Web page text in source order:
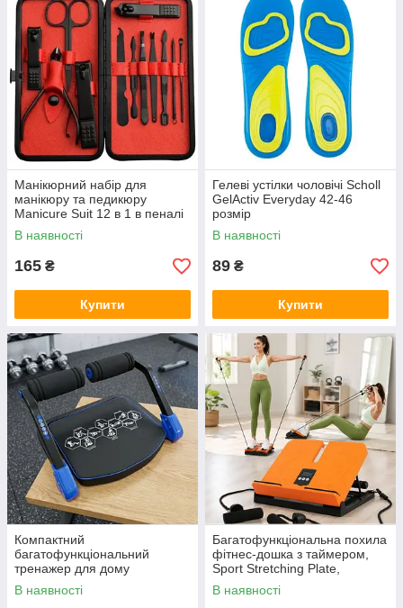
Манікюрний набір для
манікюру та педикюру
Manicure Suit 12 в 1 в пеналі
В наявності
165 ₴
Купити
Гелеві устілки чоловічі Scholl
GelActiv Everyday 42-46
розмір
В наявності
89 ₴
Купити
Компактний
багатофункціональний
тренажер для дому
В наявності
Багатофункціональна похила
фітнес-дошка з таймером,
Sport Stretching Plate,
Жовтогаряча
В наявності